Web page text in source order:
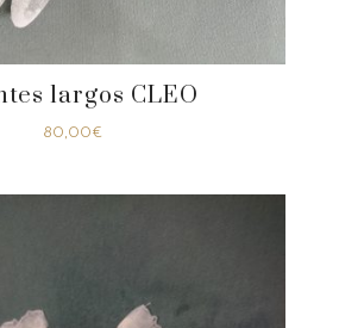
largos CLEO
80,00€